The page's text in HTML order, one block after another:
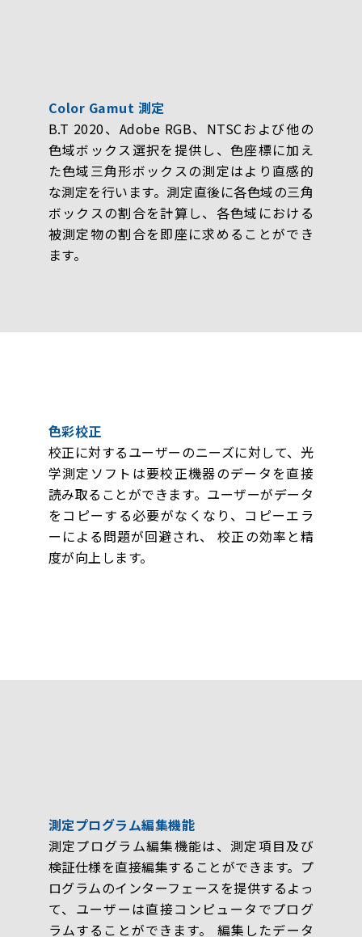
Color Gamut 測定
B.T 2020、Adobe RGB、NTSCおよび他の
色域ボックス選択を提供し、色座標に加え
た色域三角形ボックスの測定はより直感的
な測定を行います。測定直後に各色域の三角
ボックスの割合を計算し、各色域における
被測定物の割合を即座に求めることができ
ます。
色彩校正
校正に対するユーザーのニーズに対して、光
学測定ソフトは要校正機器のデータを直接
読み取ることができます。ユーザーがデータ
をコピーする必要がなくなり、コピーエラ
ーによる問題が回避され、 校正の効率と精
度が向上します。
測定プログラム編集機能
測定プログラム編集機能は、測定項目及び
検証仕様を直接編集することができます。プ
ログラムのインターフェースを提供するよっ
て、ユーザーは直接コンピュータでプログ
ラムすることができます。 編集したデータ